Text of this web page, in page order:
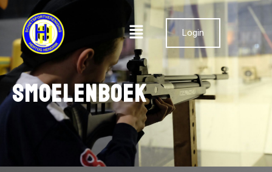
Login
Smoelenboek